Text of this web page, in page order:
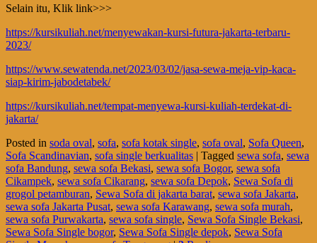
Selain itu, Klik link>>>
https://kursikuliah.net/menyewakan-kursi-futura-jakarta-terbaru-
2023/
https://www.sewatenda.net/2023/03/02/jasa-sewa-meja-vip-kaca-
siap-kirim-jabodetabek/
https://kursikuliah.net/tempat-menyewa-kursi-kuliah-terdekat-di-
jakarta/
Posted in soda oval, sofa, sofa kotak single, sofa oval, Sofa Queen,
Sofa Scandinavian, sofa single berkualitas | Tagged sewa sofa, sewa
sofa Bandung, sewa sofa Bekasi, sewa sofa Bogor, sewa sofa
Cikampek, sewa sofa Cikarang, sewa sofa Depok, Sewa Sofa di
grogol petamburan, Sewa Sofa di jakarta barat, sewa sofa Jakarta,
sewa sofa Jakarta Pusat, sewa sofa Karawang, sewa sofa murah,
sewa sofa Purwakarta, sewa sofa single, Sewa Sofa Single Bekasi,
Sewa Sofa Single bogor, Sewa Sofa Single depok, Sewa Sofa